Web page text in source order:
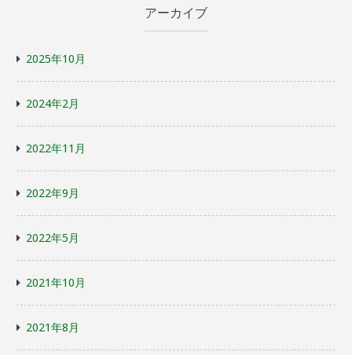
アーカイブ
2025年10月
2024年2月
2022年11月
2022年9月
2022年5月
2021年10月
2021年8月